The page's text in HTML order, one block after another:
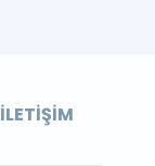
İLETIŞIM